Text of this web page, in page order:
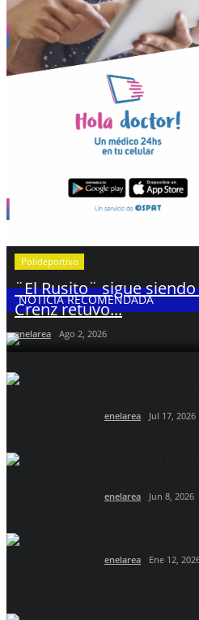
NOTICIA RECOMENDADA
Polideportivo
¨El Rusito¨ sigue
Crenz retuvo...
enelarea Ago 2, 2026
enelarea Jul 17, 2026
enelarea Jun 8, 2026
enelarea Ene 12,